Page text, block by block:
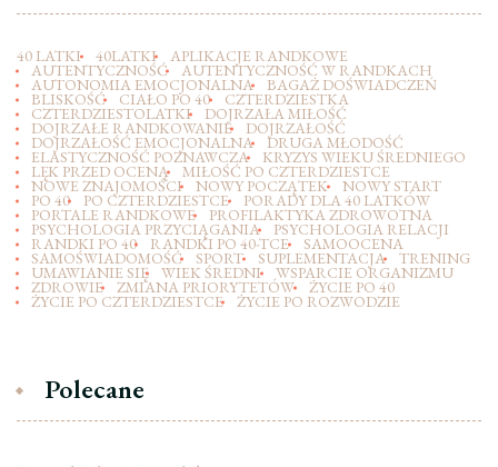
40 LATKI 40LATKI APLIKACJE RANDKOWE
AUTENTYCZNOŚĆ AUTENTYCZNOŚĆ W RANDKACH
AUTONOMIA EMOCJONALNA BAGAŻ DOŚWIADCZEŃ
BLISKOŚĆ CIAŁO PO 40 CZTERDZIESTKA
CZTERDZIESTOLATKI DOJRZAŁA MIŁOŚĆ
DOJRZAŁE RANDKOWANIE DOJRZAŁOŚĆ
DOJRZAŁOŚĆ EMOCJONALNA DRUGA MŁODOŚĆ
ELASTYCZNOŚĆ POZNAWCZA KRYZYS WIEKU ŚREDNIEGO
LĘK PRZED OCENĄ MIŁOŚĆ PO CZTERDZIESTCE
NOWE ZNAJOMOŚCI NOWY POCZĄTEK NOWY START
PO 40 PO CZTERDZIESTCE PORADY DLA 40 LATKÓW
PORTALE RANDKOWE PROFILAKTYKA ZDROWOTNA
PSYCHOLOGIA PRZYCIĄGANIA PSYCHOLOGIA RELACJI
RANDKI PO 40 RANDKI PO 40-TCE SAMOOCENA
SAMOŚWIADOMOŚĆ SPORT SUPLEMENTACJA TRENING
UMAWIANIE SIĘ WIEK ŚREDNI WSPARCIE ORGANIZMU
ZDROWIE ZMIANA PRIORYTETÓW ŻYCIE PO 40
ŻYCIE PO CZTERDZIESTCE ŻYCIE PO ROZWODZIE
Polecane